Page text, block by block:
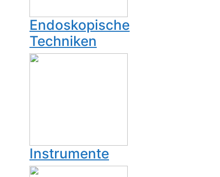
Endoskopische
Techniken
Instrumente